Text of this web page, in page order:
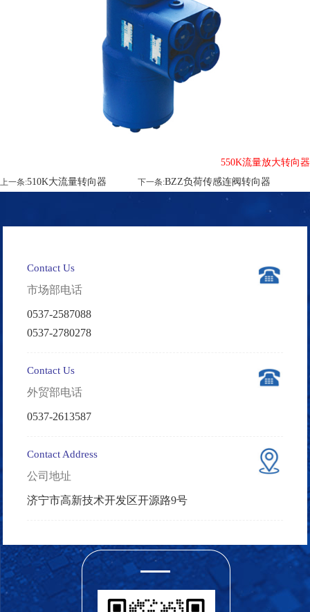
550K流量放大转向器
上一条:510K大流量转向器 下一条:BZZ负荷传感连阀转向器
Contact Us
市场部电话
0537-2587088
0537-2780278
Contact Us
外贸部电话
0537-2613587
Contact Address
公司地址
济宁市高新技术开发区开源路9号